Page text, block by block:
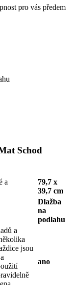
pro vás předem
Schod
a
79,7 x
39,7 cm
Dlažba
na
podlahu
a
jsou
ano